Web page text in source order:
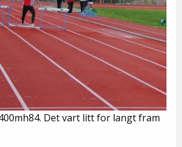
Det vart litt for langt fram